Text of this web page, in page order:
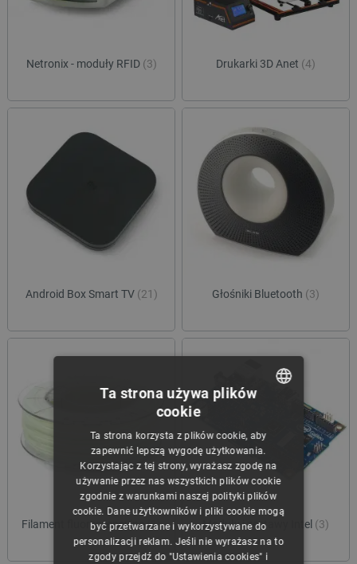
Netronix - moduły RFID (3) Drukarki 3D Anet (4)
Android Box Smart TV (21) Głośniki Bluetooth (3)
Filament fluorescencyjne(1) Moduły i zestawy Intel (3)
CZECH
ENGLISH
GERMAN
Ta strona używa plików
cookie
Ta strona korzysta z plików cookie, aby
zapewnić lepszą wygodę użytkowania.
Korzystając z tej strony, wyrażasz zgodę na
używanie przez nas wszystkich plików cookie
zgodnie z warunkami naszej polityki plików
cookie. Dane użytkowników i pliki cookie mogą
być przetwarzane i wykorzystywane do
personalizacji reklam. Jeśli nie wyrażasz na to
zgody przejdź do "Ustawienia cookies" i